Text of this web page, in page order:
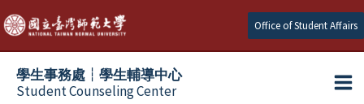
Skip
to
content
Office of Student Affairs
學生事務處┆學生輔導中心
Student Counseling Center